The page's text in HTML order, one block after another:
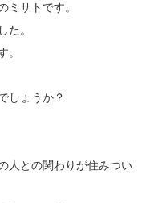
ミサトです。
た。
。
しょうか？
人との関わりが住みつい